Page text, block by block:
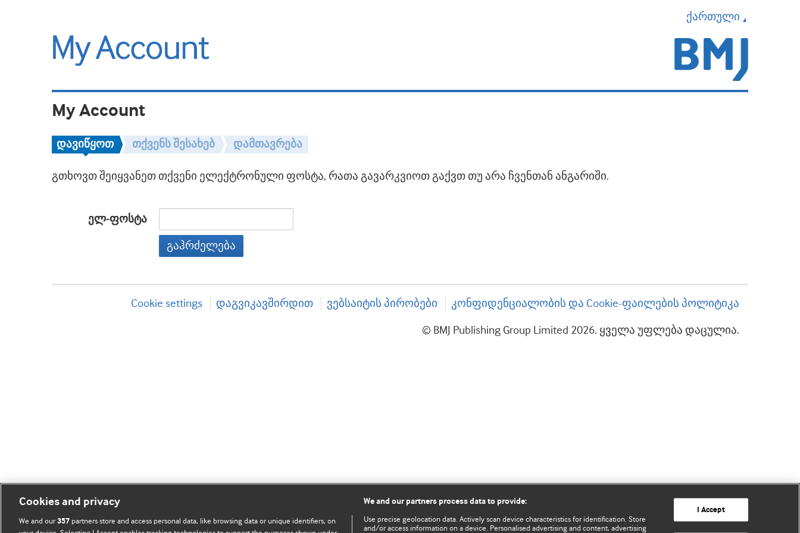
ქართული
My Account
დავიწყოთ თქვენს შესახებ დამთავრება
გთხოვთ შეიყვანეთ თქვენი ელექტრონული ფოსტა, რათა გავარკვიოთ გაქვთ თუ არა ჩვენთან ანგარიში.
ელ-ფოსტა
გაჰრძელება
Cookie settings დაგვიკავშირდით ვებსაიტის პირობები კონფიდენციალობის და Cookie-ფაილების პოლიტიკა
© BMJ Publishing Group Limited 2026. ყველა უფლება დაცულია.
Cookies and privacy
We and our357 partners store and access personal data, like browsing data or unique identifiers, on
We and our partners process data to provide:
Use precise geolocation data. Actively scan device characteristics for identification. Store
and/or access information on a device. Personalised advertising and content, advertising
I Accept